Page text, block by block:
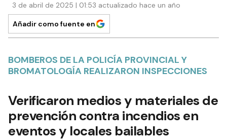
3 de abril de 2025 | 01:53 actualizado hace un año
Añadir como fuente en
BOMBEROS DE LA POLICÍA PROVINCIAL Y
BROMATOLOGÍA REALIZARON INSPECCIONES
Verificaron medios y materiales de
prevención contra incendios en
eventos y locales bailables